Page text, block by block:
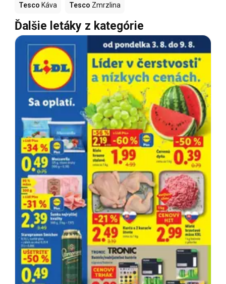
Tesco Káva Tesco Zmrzlina
Ďalšie letáky z kategórie